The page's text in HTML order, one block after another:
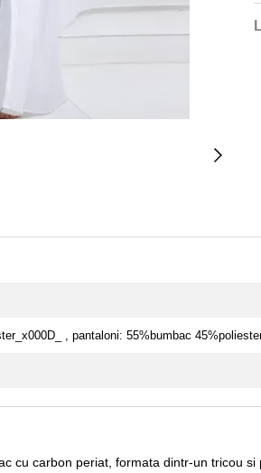
, pantaloni: 55%bumbac
cu carbon periat, formata dintr-un tricou